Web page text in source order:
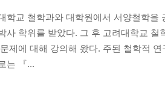
자유 - ‘하나의 과학인가, 두 개의 과학
튜어트 밀
누엘 칸트
딜타이
학교 철학과와 대학원에서 서양철학
사 학위를 받았다. 그 후 고려대학교
제에 대해 강의해 왔다. 주된 철학적
는 『...